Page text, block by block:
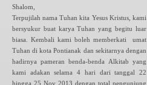
Shalom,
Terpujilah nama Tuhan kita Yesus Kristus, kami
bersyukur buat karya Tuhan yang begitu luar
biasa. Kembali kami boleh memberkati umat
Tuhan di kota Pontianak dan sekitarnya dengan
hadirnya pameran benda-benda Alkitab yang
kami adakan selama 4 hari dari tanggal 22
hingga 25 Nov 2013 dengan total pengunjung